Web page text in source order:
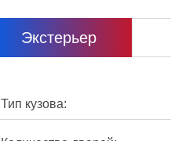
Экстерьер
Тип кузова: